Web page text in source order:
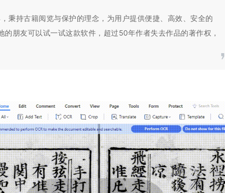
秉持古籍阅览与保护的理念，为用户提供便捷、高效、安全的
朋友可以试一试这款软件，超过50年作者失去作品的著作权，